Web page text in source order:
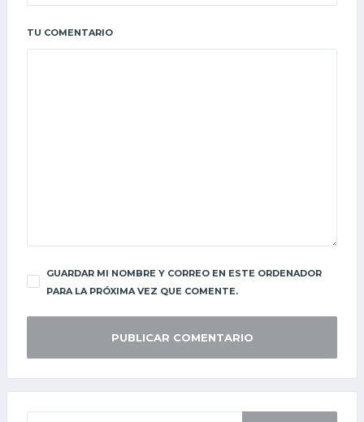
TU COMENTARIO
GUARDAR MI NOMBRE Y CORREO EN ESTE ORDENADOR
PARA LA PRÓXIMA VEZ QUE COMENTE.